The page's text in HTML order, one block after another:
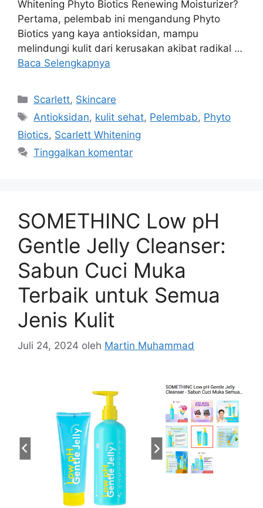
Whitening Phyto Biotics Renewing Moisturizer?
Pertama, pelembab ini mengandung Phyto
Biotics yang kaya antioksidan, mampu
melindungi kulit dari kerusakan akibat radikal …
Baca Selengkapnya
Kategori
Scarlett, Skincare
Tag
Antioksidan, kulit sehat, Pelembab, Phyto
Biotics, Scarlett Whitening
Tinggalkan komentar
SOMETHINC Low pH
Gentle Jelly Cleanser:
Sabun Cuci Muka
Terbaik untuk Semua
Jenis Kulit
Juli 24, 2024 oleh Martin Muhammad